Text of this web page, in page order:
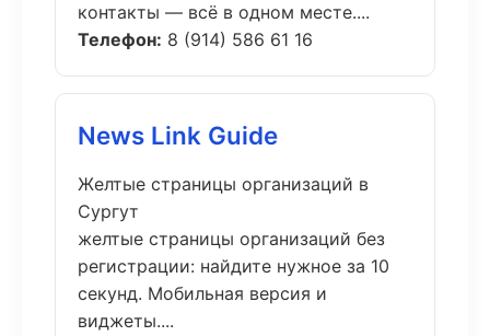
контакты — всё в одном месте....
Телефон: 8 (914) 586 61 16
News Link Guide
Желтые страницы организаций в
Сургут
желтые страницы организаций без
регистрации: найдите нужное за 10
секунд. Мобильная версия и
виджеты....